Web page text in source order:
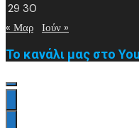
29 30
« Μαρ Ιούν »
Το κανάλι μας στο